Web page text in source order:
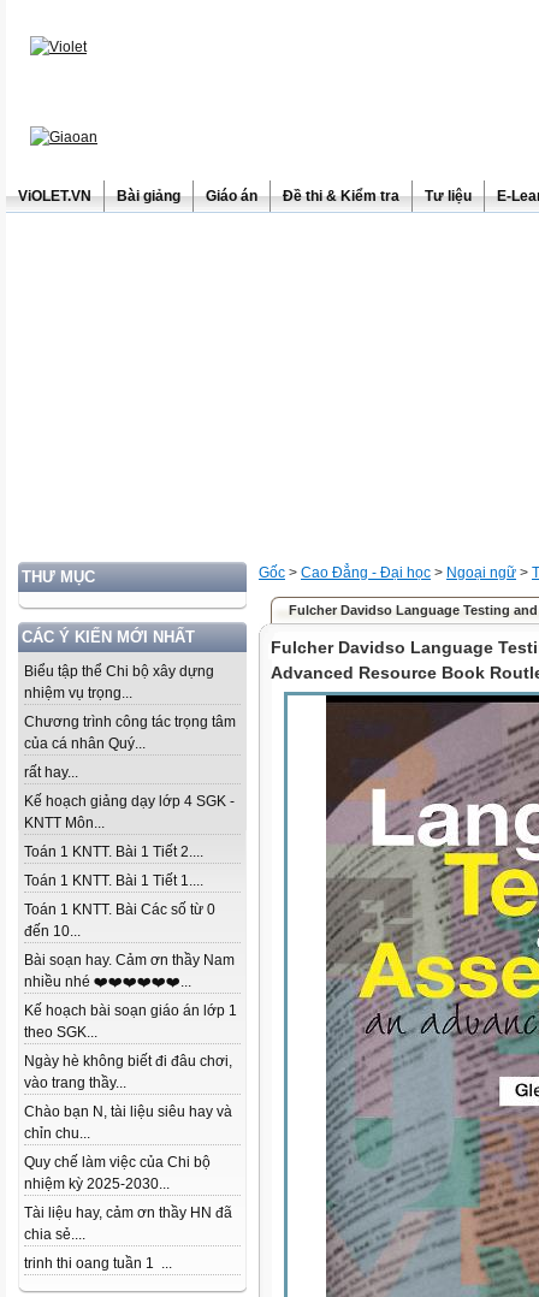
ViOLET.VN Bài giảng Giáo án Đề thi & Kiểm tra Tư liệu E-
THƯ MỤC
CÁC Ý KIẾN MỚI NHẤT
Biểu tập thể Chi bộ xây dựng
nhiệm vụ trọng...
Chương trình công tác trọng tâm
của cá nhân Quý...
rất hay...
Kế hoạch giảng dạy lớp 4 SGK -
KNTT Môn...
Toán 1 KNTT. Bài 1 Tiết 2....
Toán 1 KNTT. Bài 1 Tiết 1....
Toán 1 KNTT. Bài Các số từ 0
đến 10...
Bài soạn hay. Cảm ơn thầy Nam
nhiều nhé ❤️❤️❤️❤️❤️❤️...
Kế hoạch bài soạn giáo án lớp 1
theo SGK...
Ngày hè không biết đi đâu chơi,
vào trang thầy...
Chào bạn N, tài liệu siêu hay và
chỉn chu...
Quy chế làm việc của Chi bộ
nhiệm kỳ 2025-2030...
Tài liệu hay, cảm ơn thầy HN đã
chia sẻ....
trinh thi oang tuần 1 ...
Gốc > Cao Đẳng - Đại học > Ngoại ngữ >
Fulcher Davidso Language Testing
Fulcher Davidso Language
Advanced Resource Book